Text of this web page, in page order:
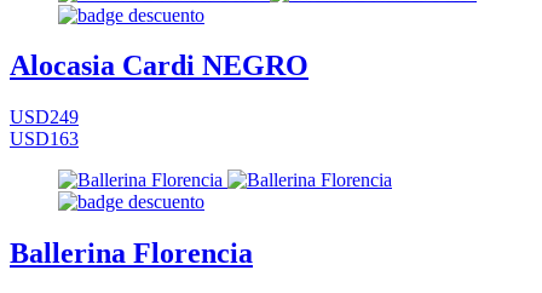
Alocasia Cardi NEGRO
USD249
USD163
Ballerina Florencia